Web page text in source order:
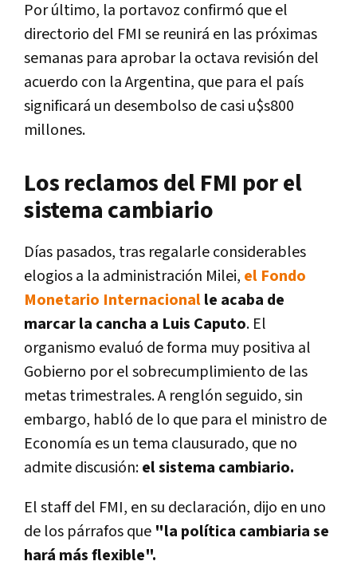
Por último, la portavoz confirmó que el
directorio del FMI se reunirá en las próximas
semanas para aprobar la octava revisión del
acuerdo con la Argentina, que para el país
significará un desembolso de casi u$s800
millones.
Los reclamos del FMI por el
sistema cambiario
Días pasados, tras regalarle considerables
elogios a la administración Milei, el Fondo
Monetario Internacionalle acaba de
marcar la cancha a Luis Caputo. El
organismo evaluó de forma muy positiva al
Gobierno por el sobrecumplimiento de las
metas trimestrales. A renglón seguido, sin
embargo, habló de lo que para el ministro de
Economía es un tema clausurado, que no
admite discusión:el sistema cambiario.
El staff del FMI, en su declaración, dijo en uno
de los párrafos que "la política cambiaria se
hará más flexible".